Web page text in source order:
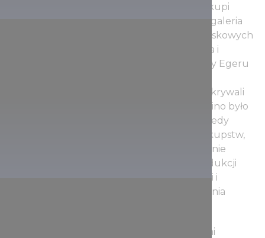
Na jej terenie znajduje się gotycki pałac biskupi
urozmaicony renesansowymi elementami, galeria
lokalna, średniowieczne muzeum figur woskowych
i muzeum więzienne. Drugą atrakcją miasta i
regionu jest wino Egeru. Wzgórza w okolicy Egeru
Zakonnicy cystersi, którzy tu się osiedlili, pokrywali
swe potrzeby z tych winogron, ponieważ wino było
niezbędne w obrzędach religijnych. Już wtedy
znajdowało się tu jedno z największych biskupstw,
do którego należały całe północno-wschodnie
Węgry. Należało oddać dziesiątą część produkcji
wina – zwaną wtedy dziesięciną – kościołowi i
instytucjom świeckim według rozporządzenia
Później Serbowie uciekający przed Turkami